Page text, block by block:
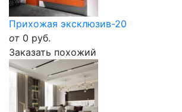
Прихожая эксклюзив-20
от 0 руб.
Заказать похожий